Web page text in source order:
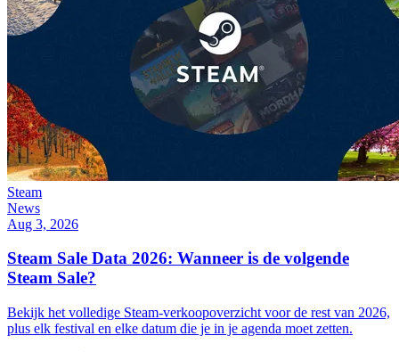
Steam
News
Aug 3, 2026
Steam Sale Data 2026: Wanneer is de volgende
Steam Sale?
Bekijk het volledige Steam-verkoopoverzicht voor de rest van 2026,
plus elk festival en elke datum die je in je agenda moet zetten.